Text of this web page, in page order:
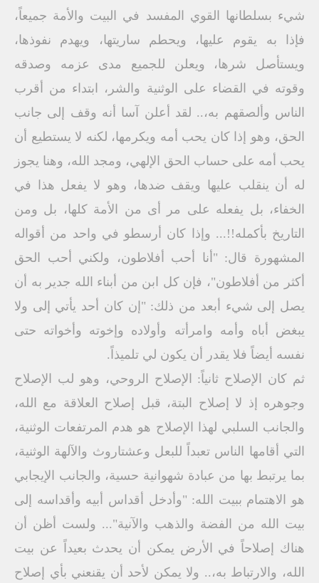
شيء بسلطانها القوي المفسد في البيت والأمة جميعاً،
فإذا به يقوم عليها، ويحطم ساريتها، ويهدم نفوذها،
ويستأصل شرها، ويعلن للجميع مدى عزمه وصدقه
وقوته في القضاء على الوثنية والشر، ابتداء من أقرب
الناس وألصقهم به،.. لقد أعلن آسا أنه وقف إلى جانب
الحق، وهو إذا كان يحب أمه ويكرمها، لكنه لا يستطيع أن
يحب أمه على حساب الحق الإلهي، ومجد الله، وهنا يجوز
له أن ينقلب عليها ويقف ضدها، وهو لا يفعل هذا في
الخفاء، بل يفعله على مر أى من الأمة كلها، بل ومن
التاريخ بأكمله!!... وإذا كان أرسطو في واحد من أقواله
المشهورة قال: "أنا أحب أفلاطون، ولكني أحب الحق
أكثر من أفلاطون"، فإن كل ابن من أبناء الله جدير به أن
يصل إلى شيء أبعد من ذلك: "إن كان أحد يأتي إلى ولا
يبغض أباه وأمه وامرأته وأولاده وإخوته وأخواته حتى
نفسه أيضاً فلا يقدر أن يكون لي تلميذاً.
ثم كان الإصلاح ثانياً: الإصلاح الروحي، وهو لب الإصلاح
وجوهره إذ لا إصلاح البتة، قبل إصلاح العلاقة مع الله،
والجانب السلبي لهذا الإصلاح هو هدم المرتفعات الوثنية،
التي أقامها الناس تعبداً للبعل وعشتاروث والآلهة الوثنية،
بما يرتبط بها من عبادة شهوانية حسية، والجانب الإيجابي
هو الاهتمام ببيت الله: "وأدخل أقداس أبيه وأقداسه إلى
بيت الله من الفضة والذهب والآنية"... ولست أظن أن
هناك إصلاحاً في الأرض يمكن أن يحدث بعيداً عن بيت
الله، والارتباط به،.. ولا يمكن لأحد أن يقنعني بأي إصلاح